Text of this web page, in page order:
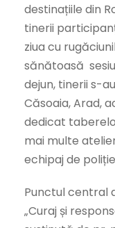
destinațiile din
tinerii
ziua cu
sănătoasă
dejun, tinerii s-
Căsoaia, Arad,
dedicat
mai multe
echipaj de
Punctul central
„Curaj și